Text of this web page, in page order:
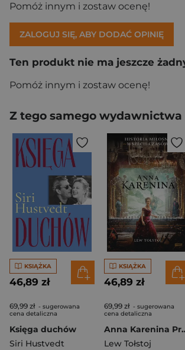
Pomóż innym i zostaw ocenę!
ZALOGUJ SIĘ, ABY DODAĆ OPINIĘ
Ten produkt nie ma jeszcze
Pomóż innym i zostaw ocenę!
Z tego samego wydawnictwa
KSIĄŻKA
46,89 zł
69,99 zł - sugerowana
cena detaliczna
Księga duchów
Siri Hustvedt
KSIĄŻKA
46,89 zł
69,99 zł - sugerowana
cena detaliczna
Anna Karenina
Lew Tołstoj